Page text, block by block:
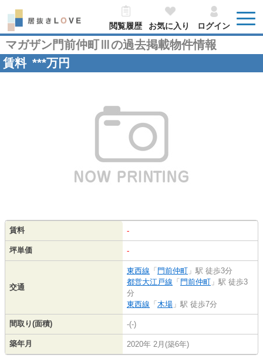
閲覧履歴 お気に入り ログイン
マガザン門前仲町Ⅲの過去掲載物件情報
賃料 ***万円
賃料 -
坪単価 -
交通
東西線 「 門前仲町 」駅 徒歩3分
都営大江戸線 「 門前仲町 」駅 徒歩3
分
東西線 「 木場 」駅 徒歩7分
間取り(面積) -(-)
築年月 2020年 2月(築6年)